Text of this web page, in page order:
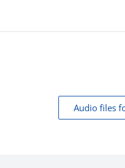
Audio files